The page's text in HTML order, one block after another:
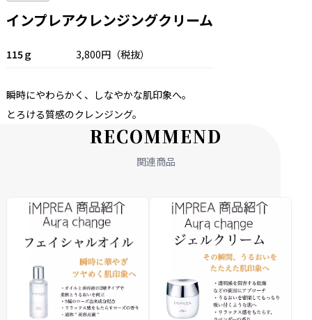
インプレアクレンジングクリーム
115ｇ 3,800円（税抜）
瞬時にやわらかく、 しなやかな肌印象へ。
とろける質感のクレンジング。
RECOMMEND
関連商品